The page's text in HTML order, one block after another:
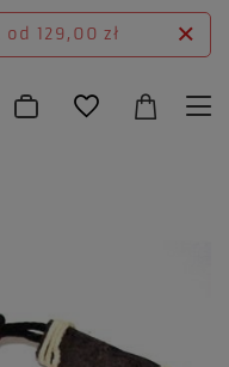
od 129,00 zł